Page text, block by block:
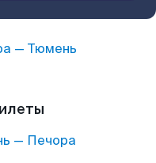
— Тюмень
— Печора